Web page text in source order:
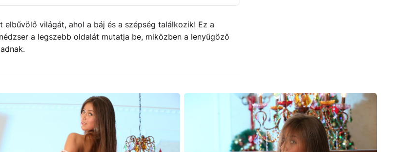
elbűvölő világát, ahol a báj és a szépség találkozik! Ez a
a legszebb oldalát mutatja be, miközben a lenyűgöző